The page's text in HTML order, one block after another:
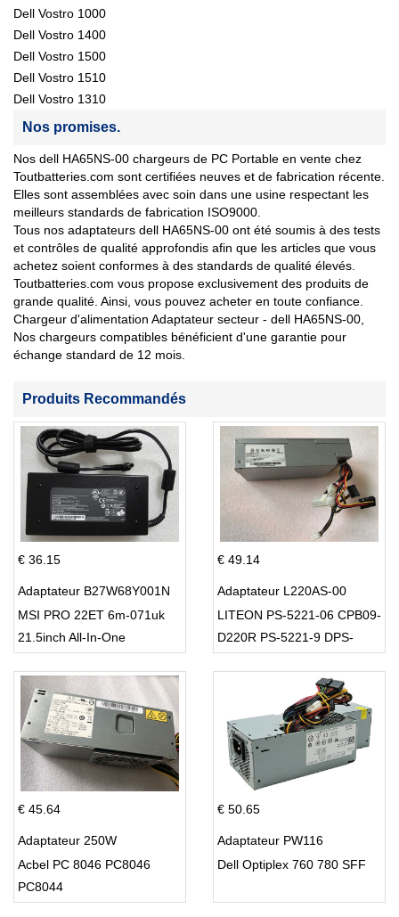
Dell Vostro 1000
Dell Vostro 1400
Dell Vostro 1500
Dell Vostro 1510
Dell Vostro 1310
Nos promises.
Nos dell HA65NS-00 chargeurs de PC Portable en vente chez
Toutbatteries.com sont certifiées neuves et de fabrication récente.
Elles sont assemblées avec soin dans une usine respectant les
meilleurs standards de fabrication ISO9000.
Tous nos adaptateurs dell HA65NS-00 ont été soumis à des tests
et contrôles de qualité approfondis afin que les articles que vous
achetez soient conformes à des standards de qualité élevés.
Toutbatteries.com vous propose exclusivement des produits de
grande qualité. Ainsi, vous pouvez acheter en toute confiance.
Chargeur d'alimentation Adaptateur secteur - dell HA65NS-00,
Nos chargeurs compatibles bénéficient d'une garantie pour
échange standard de 12 mois.
Produits Recommandés
€ 36.15
Adaptateur B27W68Y001N
MSI PRO 22ET 6m-071uk
21.5inch All-In-One
€ 49.14
Adaptateur L220AS-00
LITEON PS-5221-06 CPB09-
D220R PS-5221-9 DPS-
€ 45.64
Adaptateur 250W
Acbel PC 8046 PC8046
PC8044
€ 50.65
Adaptateur PW116
Dell Optiplex 760 780 SFF